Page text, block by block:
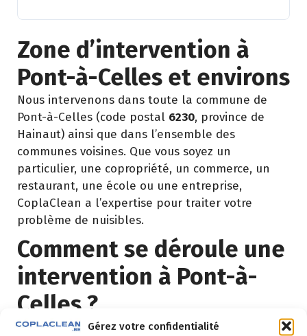
Gérez votre confidentialité
Zone d’intervention à
Pont-à-Celles et environs
Nous intervenons dans toute la commune de
Pont-à-Celles (code postal 6230, province de
Hainaut) ainsi que dans l’ensemble des
communes voisines. Que vous soyez un
particulier, une copropriété, un commerce, un
restaurant, une école ou une entreprise,
CoplaClean a l’expertise pour traiter votre
problème de nuisibles.
Comment se déroule une
intervention à Pont-à-
Celles ?